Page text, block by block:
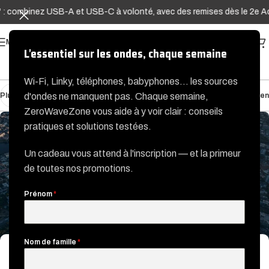
L'essentiel sur les ondes, chaque semaine
Wi-Fi, Linky, téléphones, babyphones… les sources
d'ondes ne manquent pas. Chaque semaine,
ZeroWaveZone vous aide à y voir clair : conseils
pratiques et solutions testées.
Un cadeau vous attend à l'inscription — et la primeur
de toutes nos promotions.
Prénom*
Nom de famille *
USB-A et USB-C à volonté, avec des remises dès le 2e
MENU
Plus récent Plus ancien